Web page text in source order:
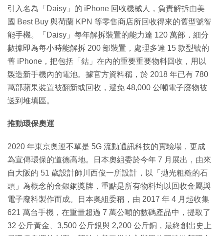
引入名為「Daisy」的 iPhone 回收機械人，負責解拆由美
國 Best Buy 與荷蘭 KPN 等零售商店所回收得來的舊型號智
能手機。「Daisy」每年解拆裝置的能力達 120 萬部，細分
數據即為每小時能解拆 200 部裝置，處理多達 15 款型號的
舊 iPhone，把包括「鈷」在內的重要重要物料回收，用以
製造新手機內的電池。據官方資料稱，於 2018 年已有 780
萬部蘋果裝置被翻新或回收，避免 48,000 公噸電子廢物被
送到堆填區。
推動環保奧運
2020 年東京奧運不單是 5G 流動通訊科技的實驗場，更成
為宣傳環保的道德高地。日本奧組委於今年 7 月展出，由來
自大阪的 51 歲設計師川西俊一所設計，以「拋光粗糙的石
頭」為概念的金銀銅獎牌，重點是所有物料均以回收金屬與
電子廢料製作而成。日本奧組委稱，由 2017 年 4 月起收集
621 萬台手機，在重量超過 7 萬公噸的數碼產品中，提取了
32 公斤黃金、3,500 公斤銀與 2,200 公斤銅，最終創出史上